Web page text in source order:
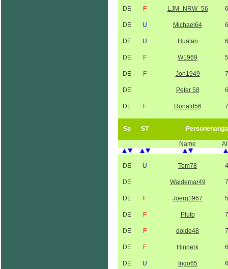
DE F LJM_NRW_56
DE U Michael64
DE U Hualan
DE F W1969
DE F Jon1949
DE Peter 58
DE F Ronald56
Sp ST
Name
DE U Tom78
DE Waldemar49
DE F Joerg1967
DE F Pluto
DE F dolde48
DE F Hinnerk
DE U Ingo65